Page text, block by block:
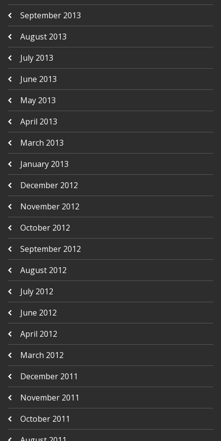
September 2013
August 2013
July 2013
June 2013
May 2013
April 2013
March 2013
January 2013
December 2012
November 2012
October 2012
September 2012
August 2012
July 2012
June 2012
April 2012
March 2012
December 2011
November 2011
October 2011